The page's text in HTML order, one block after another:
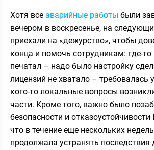
Хотя все аварийные работы были
вечером в воскресенье, на
приехали на «дежурство», чтобы
конца и помочь сотрудникам: где-то
печатал – надо было настройку
лицензий не хватало – требовалась
кого-то локальные вопросы
части. Кроме того, важно было
безопасности и отказоустойчивости
что в течение еще нескольких
продолжала устранять последствия